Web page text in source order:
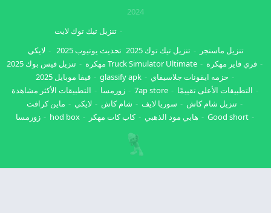
2024
تنزيل ماسنجر تنزيل تيك توك 2025
تنزيل تيك توك لايت
تحديث يوتيوب 2025
لايكي
فري فاير مهكره
Truck Simulator Ultimate مهكره
تنزيل فيس بوك 2025
حزمه ايقونات جلاسيفاي
glassify apk
فيفا موبايل 2025
التطبيقات الأعلى تقييمًا
7ap store زورمسا
التطبيقات الأكثر مشاهدة
تنزيل شام كاش
سوريا لايف شام كاش لايكي
ماين كرافت
Good short
هابي مود الذهبي كاب كات مهكر hod box زورمسا